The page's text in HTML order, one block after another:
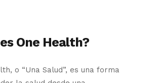
One Health?
o “Una Salud”, es una forma